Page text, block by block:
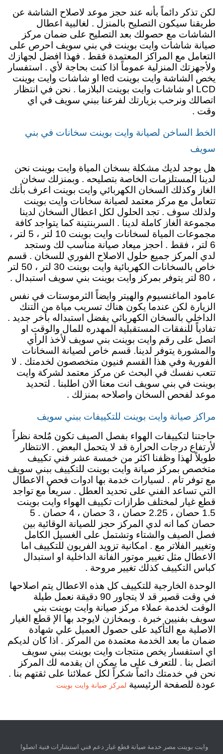
لكن تذكر دائماً بأنه عند حجز موعد لاصلاح الشاشة عن
طريقنا سيكون التصليح بالمنزل . لغالبية اعطال
الشاشات مع حصولك بعد التصليح على ضمان مركز
صيانة شاشات وايت بوينت في بني سويف احرص على
التعامل مع المراكز المعتمدة فقط . فهذا افضل لجهازك
ولأجهزتك المنزلية عموماً اذا كنت بحاجة لأي . استفسار
يخص الشاشة وايت بوينت led او شاشات وايت بوينت
LCD او شاشات وايت بوينت البلازما . نحن في انتظار
اتصالك ونرحب بزيارتك لفرعنا ببني سويف في اي
وقت .
الخط الساخن لصيانة وايت بوينت سخانات في بني
سويف
هل يوجد لديك مشكلة بسخان المياة وايت بوينت نحن
لدينا المستلزمات الخاصة بتصليحه . وبمنزلك سخان
الغاز وكذلك السخان الكهربائي وايت بوينت اعرف بأنك
تتعامل مع مركز معتمد لصيانة سخانات وايت بوينت
ولذلك سوف . تجد الحلول لكل اعطال السخان لدينا
مجموعة الغاز كاملة لدينا . السربنتينة كما يتواجد كافة
مجموعات المياة لسخانات وايت بوينت 10 لتر ، 5 لتر ،
6 لتر ، فقط . احجز ميعاد صيانة مناسب لك وستجد
لدي المركز جميع حلول الاصلاح الفوري للسخان . قسم
خاص بالسخانات الكهربائية وايت بوينت 30 لتر ، 50 لتر
، 80 لتر يتوفر بمركز وايت بوينت بني سويف استبدال .
عامود الماغنسيوم والهيتر وايضاً الثرموستات في نفس
الزيارة لكن عندما يكون هناك تسريب مياة من التنك
الداخلي بالسخان الكهربائي يفضل استبداله باَخر جديد .
تفادياً للنفقات المستقبلية المهدره للمال والوقت او
اتصل على رقم وايت بوينت بني سويف لأخذ الرأي
والمشورة يتوفر لدينا. قسم خاص لصيانة السخانات
الفورية وفي هذا القسم فنيون متخصصون لخدمتك . لا
تتعب نفسك في البحث عن مركز معتمد لشركة وايت
بوينت في بني سويف انت معنا الان اطلبنا . لتحديد
موعد لفحص السخان واصلاحه بمنزلك .
مراكز صيانة وايت بوينت للتكييفات ببني سويف
حاجتنا لتكييفات الهواء بفصل الصيف تكون مٌلحة نظراً
لأرتفاع درجات الحرارة قد لا يتحمل البعض . الانتظار
طويلاً لهذا وظفنا اكثر من خمسة عشر فني تكييف
متخصص بمركز صيانة وايت بوينت للتكييف ببني سويف
مع توفر تام . لسيارات خدمة بها ادوات فحص الاعطال
التي تساعد الفني على تحديد العطل . سريعاً مع تواجد
قطع غيار لمختلف طرازات تكييف الهواء وايت بوينت
1.5 حصان ، 2.25 حصان ، 3 حصان ، 4 حصان . 5
حصان كما انه لدي المركز حجز للصيانة الوقائية بين
فصل الصيف والشتاء وتشتمل على الغسيل الكامل
وتغيير الفلاتر مع . امكانية تزويد الفريون للتكييف اما
الاعطال مثل تغيير موتور الفانة الداخلية او استبدال
كباس التكييف كذلك تغيير مروحة .
الوحدة الخارجية للتكييف كل هذه الاعطال يتم اصلاحها
في وقت قصير قد لا يتجاور 90 دقيقة نعمل طيلة
الوقت لخدمة عملاء مركز صيانة وايت بوينت بني
سويف بفنيين خبرة . وبمخازن لايوجد بها الإ قطع الغيار
الاصلية مع التأكيد على حصول العميل علي شهادة
ضمان ما بعد الخدمة معتمدة من المركز . اذا كان لديكم
اي استفسار يخص منتجات وايت بوينت ببني سويف
اتصل بنا . للتعرف على ما يمكن ان يقدمه لك المركز
نحن في خدمتك دائماً شكراً لكل عملائنا على ثقتهم بنا .
عودة للصفحة الرئيسية لمركز صيانة وايت بوينت
وايت بوينت مصر خدمة صيانة قطع غيار دعم فني استشارات فنية اتصلوا